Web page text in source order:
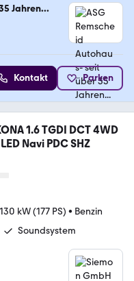
Jahren...
Kontakt Parken
1.6 TGDI DCT 4WD
Navi PDC SHZ
130 kW (177 PS) • Benzin
Soundsystem